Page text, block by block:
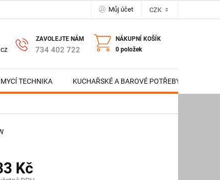
Můj účet CZK
734 402 722
NÁKUPNÍ KOŠÍK
0 položek
MYCÍ TECHNIKA KUCHAŘSKÉ A BAROVÉ POTŘEBY
Kč